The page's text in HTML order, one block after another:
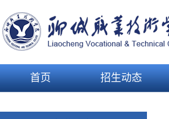
首页 招生动态